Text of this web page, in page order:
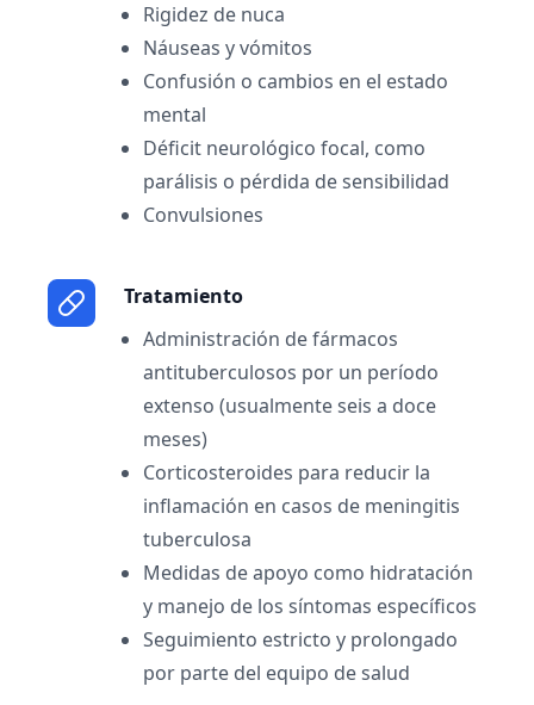
Rigidez de nuca
Náuseas y vómitos
Confusión o cambios en el estado
mental
Déficit neurológico focal, como
parálisis o pérdida de sensibilidad
Convulsiones
Tratamiento
Administración de fármacos
antituberculosos por un período
extenso (usualmente seis a doce
meses)
Corticosteroides para reducir la
inflamación en casos de meningitis
tuberculosa
Medidas de apoyo como hidratación
y manejo de los síntomas específicos
Seguimiento estricto y prolongado
por parte del equipo de salud